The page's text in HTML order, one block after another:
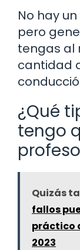
No hay
pero
tengas al
cantidad
¿Qué
tengo
Quizás
fallos
práctico
2023